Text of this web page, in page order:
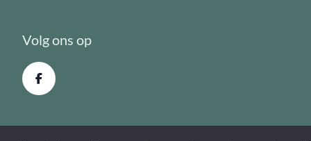
Volg ons op